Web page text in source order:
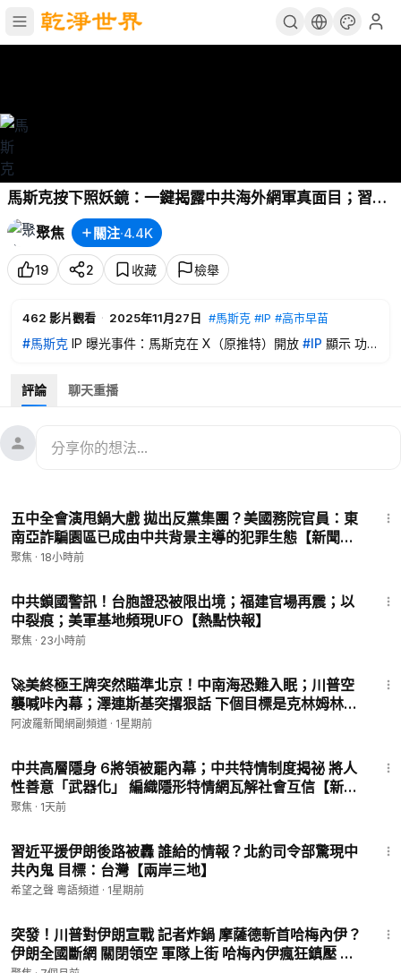
馬斯克按下照妖鏡：一鍵揭露中共海外網軍真面目；習近
平親自按下『加速鍵』：台灣問題國際化 主播：米蘭、寶
博【趣談天下事】
聚焦 關注·4.4K
19 2 收藏 檢舉
462 影片觀看 · 2025年11月27日 #馬斯克 #IP #高市早苗
#馬斯克 IP 曝光事件：馬斯克在 X（原推特）開放 #IP 顯示 功
國網民，操作有組織、有劇本，直接影響國際輿論和台灣議題討
論；習近平三角熱線事件：習主動打給川普，試圖壓制日本首相
外交資產被逆轉，台灣在國際曝光度增加，多國可能跟進，日本
在台海議題上更強硬。
00:16馬斯克公布IP 中共網軍被曝光
06:14習親手破功 推動台灣問題國際化 戰略資產逆轉
🌻🎈尊敬的觀眾朋友，請留下您的電子郵件，以便有需要之時我
們於聯繫您：https://landing.mailerlite.com/webforms/landing/
l1l7p9
578-0088
🤝廣告合作洽談 ►SOHTV2022@gmail.com
㊙️ 爆料郵箱 ► sohtv99@gmail.com
訂閱電子報👉
https://landofhope.tv/%E9%AB%98%E6%B
D%94-email
希望之聲旗下的「財經TV」為您帶來全球最新最快、最真實的市
向。
❗️聲明：本頻道節目的所有資訊內容不構成投資建議。
干净 ►https://www.ganjingworld.com/s/XYXbq4nWmb
推特 ► https://twitter.com/CAIJING_TV
評論 聊天重播
五中全會演甩鍋大戲 拋出反黨集團？美國務院官員：東
南亞詐騙園區已成由中共背景主導的犯罪生態【新聞深
讀】
聚焦 · 18小時前
中共鎖國警訊！台胞證恐被限出境；福建官場再震；以
中裂痕；美軍基地頻現UFO【熱點快報】
聚焦 · 23小時前
🚀美終極王牌突然瞄準北京！中南海恐難入眠；川普空
襲喊咔內幕；澤連斯基突撂狠話 下個目標是克林姆林
宮? 美媒曝伊朗變局:數千美特種部隊將執行極危險任
阿波羅新聞網副頻道 · 1星期前
中共高層隱身 6將領被罷內幕；中共特情制度揭祕 將人
性善意「武器化」 編織隱形特情網瓦解社會互信【新聞
深讀】
聚焦 · 1天前
習近平援伊朗後路被轟 誰給的情報？北約司令部驚現中
共內鬼 目標：台灣【兩岸三地】
希望之聲 粵語頻道 · 1星期前
突發！川普對伊朗宣戰 記者炸鍋 摩薩德斬首哈梅內伊？
伊朗全國斷網 關閉領空 軍隊上街 哈梅內伊瘋狂鎮壓 ；